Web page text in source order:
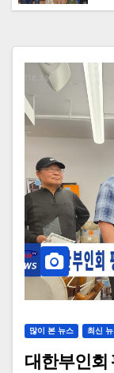
많이 본 뉴스 최신
대한부인회